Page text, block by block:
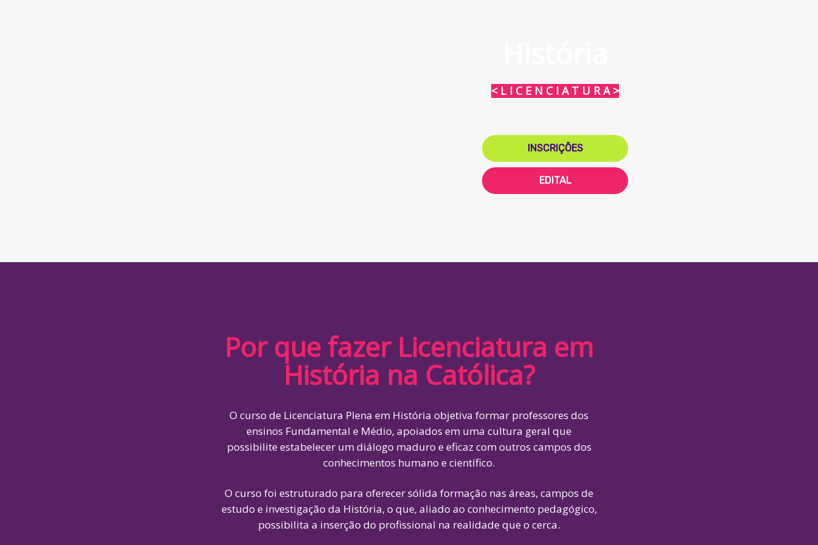
< L I C E N C I A T U R A >
INSCRIÇÕES
EDITAL
Por que fazer Licenciatura em
História na Católica?
O curso de Licenciatura Plena em História objetiva formar professores dos
ensinos Fundamental e Médio, apoiados em uma cultura geral que
possibilite estabelecer um diálogo maduro e eficaz com outros campos dos
conhecimentos humano e científico.
O curso foi estruturado para oferecer sólida formação nas áreas, campos de
estudo e investigação da História, o que, aliado ao conhecimento pedagógico,
possibilita a inserção do profissional na realidade que o cerca.